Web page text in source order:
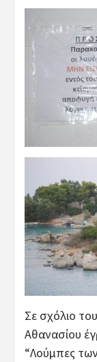
Σε σχόλιο
Αθανασίου
“Λούμπες